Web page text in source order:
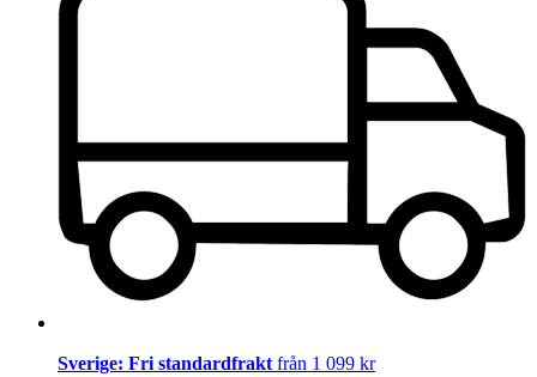
Sverige: Fri standardfrakt från 1 099 kr